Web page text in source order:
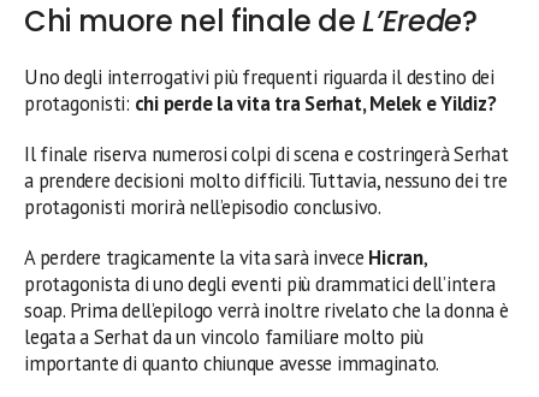
Chi muore nel finale deL’Erede?
Uno degli interrogativi più frequenti riguarda il destino dei
protagonisti: chi perde la vita tra Serhat, Melek e Yildiz?
Il finale riserva numerosi colpi di scena e costringerà Serhat
a prendere decisioni molto difficili. Tuttavia, nessuno dei tre
protagonisti morirà nell’episodio conclusivo.
A perdere tragicamente la vita sarà invece Hicran,
protagonista di uno degli eventi più drammatici dell’intera
soap. Prima dell’epilogo verrà inoltre rivelato che la donna è
legata a Serhat da un vincolo familiare molto più
importante di quanto chiunque avesse immaginato.